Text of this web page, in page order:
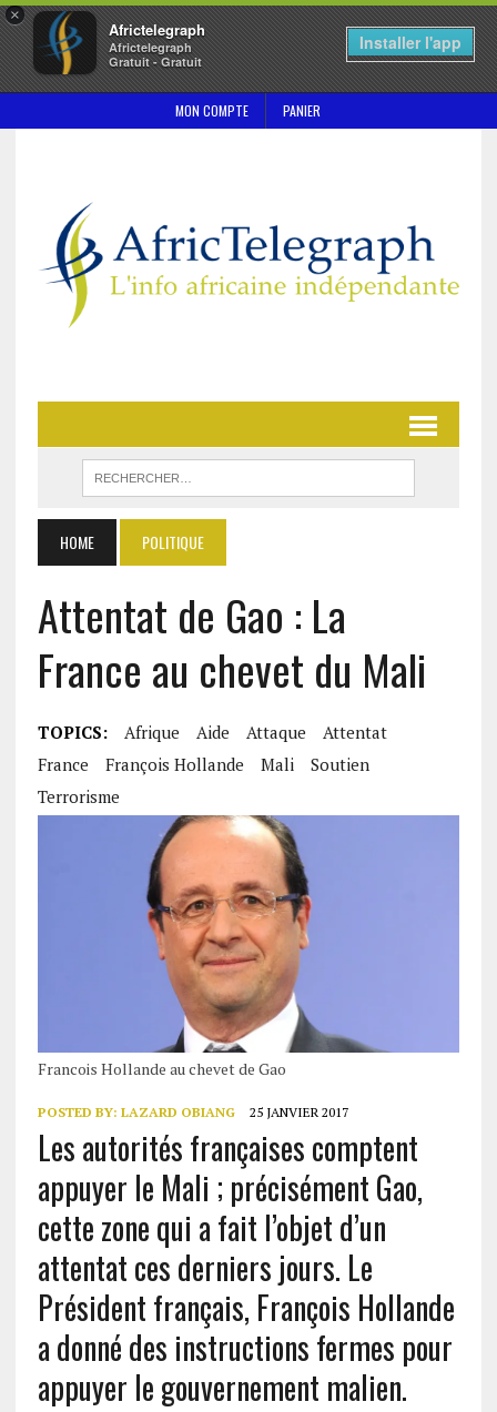
×
Africtelegraph
Africtelegraph
Gratuit - Gratuit
Installer l'app
MON COMPTE PANIER
HOME POLITIQUE
Attentat de Gao : La
France au chevet du Mali
TOPICS: Afrique Aide Attaque
Attentat
France
François Hollande Mali
Soutien
Terrorisme
Francois Hollande au chevet de Gao
POSTED BY: LAZARD OBIANG 25 JANVIER 2017
Les autorités françaises comptent
appuyer le Mali ; précisément Gao,
cette zone qui a fait l’objet d’un
attentat ces derniers jours. Le
Président français, François Hollande
a donné des instructions fermes pour
appuyer le gouvernement malien.